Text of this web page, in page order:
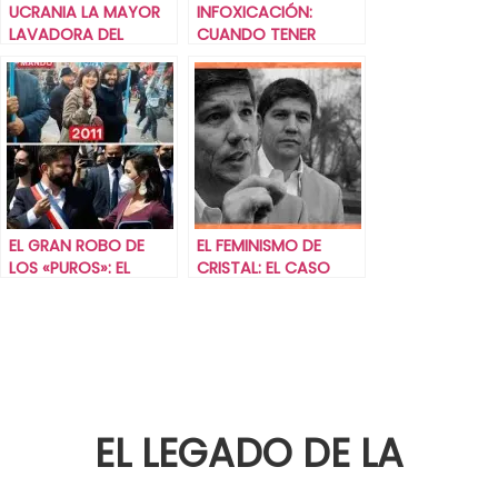
UCRANIA LA MAYOR
LAVADORA DEL
MUNDO.
INFOXICACIÓN:
CUANDO TENER
DEMASIADA
INFORMACIÓN ES TAN
PELIGROSO COMO
NO TENER NINGUNA
EL GRAN ROBO DE
LOS «PUROS»: EL
EL FEMINISMO DE
CRISTAL: EL CASO
EL LEGADO DE LA